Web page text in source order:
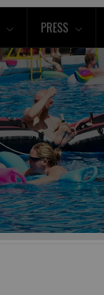
PRESS